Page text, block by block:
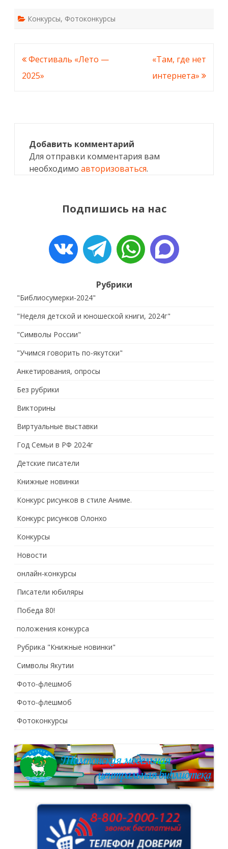
Конкурсы, Фотоконкурсы
Навигация
по
Фестиваль «Лето —
2025»
«Там, где нет
интернета»
Добавить комментарий
Для отправки комментария вам
необходимо авторизоваться.
Подпишись на нас
Рубрики
"Библиосумерки-2024"
"Неделя детской и юношеской книги, 2024г"
"Символы России"
"Учимся говорить по-якутски"
Анкетирования, опросы
Без рубрики
Викторины
Виртуальные выставки
Год Семьи в РФ 2024г
Детские писатели
Книжные новинки
Конкурс рисунков в стиле Аниме.
Конкурс рисунков Олонхо
Конкурсы
Новости
онлайн-конкурсы
Писатели юбиляры
Победа 80!
положения конкурса
Рубрика "Книжные новинки"
Символы Якутии
Фото-флешмоб
Фото-флешмоб
Фотоконкурсы